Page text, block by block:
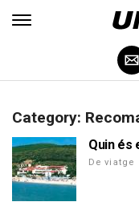
Category:
Quin és
De viatge